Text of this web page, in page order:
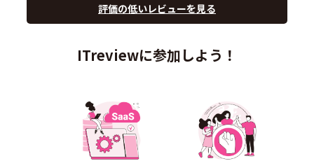
評価の低いレビューを見る
ITreviewに参加しよう！